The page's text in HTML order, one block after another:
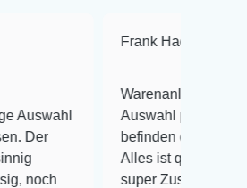
Frank Hackmayer
Warenanlieferung Top und die
Auswahl plus gesundheitliches
befinden der Fische einwandfrei.
Alles ist quick lebendig und im
super Zustand. Gerne wieder 😃